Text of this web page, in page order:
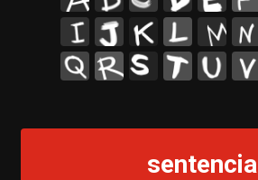
A B C D E F
I
J K L M N
sentencia